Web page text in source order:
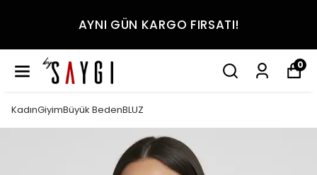
AYNI GÜN KARGO FIRSATI!
0
KadınGiyimBüyük BedenBLUZ